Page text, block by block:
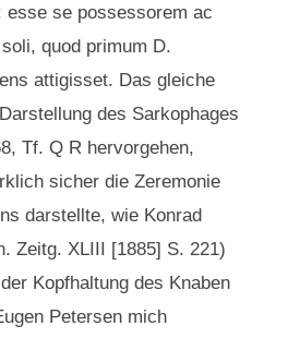
esse se possessorem ac
quod primum D.
attigisset. Das gleiche
des Sarkophages
Tf. Q R hervorgehen,
sicher die Zeremonie
darstellte, wie Konrad
Zeitg. XLIII [1885] S. 221)
Kopfhaltung des Knaben
Petersen mich